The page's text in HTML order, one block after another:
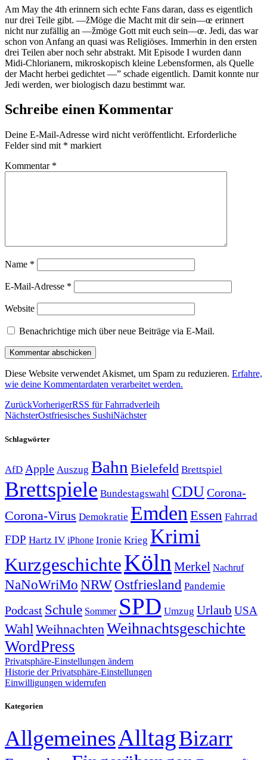
Am May the 4th erinnern sich echte Fans daran, dass es eigentlich
nur drei Teile gibt. —žMöge die Macht mit dir sein—œ erinnert
nicht nur zufällig an —žmöge Gott mit euch sein—œ. Jedi, das war
schon von Anfang an quasi was Religiöses. Immerhin in den ersten
drei Teilen aber noch sehr abstrakt. Mit Episode I wurden dann
Midi-Chlorianern, mikroskopisch kleine Lebensformen, als Quelle
der Macht herbei gedichtet —” schade eigentlich. Damit konnte nur
Jedi werden, wer biologisch dazu bestimmt war.
Schreibe einen Kommentar
Deine E-Mail-Adresse wird nicht veröffentlicht. Erforderliche
Felder sind mit * markiert
Kommentar *
Name *
E-Mail-Adresse *
Website
Benachrichtige mich über neue Beiträge via E-Mail.
Diese Website verwendet Akismet, um Spam zu reduzieren. Erfahre,
wie deine Kommentardaten verarbeitet werden.
ZurückVorherigerRSS für Fahrradverleih
NächsterOstfriesisches SushiNächster
Schlagwörter
AfD Apple Auszug Bahn Bielefeld Brettspiel
Brettspiele Bundestagswahl CDUCorona-
Corona-Virus Demokratie Emden Essen Fahrrad
FDP Hartz IV iPhone Ironie Krieg Krimi
KurzgeschichteKöln Merkel Nachruf
NaNoWriMo NRWOstfriesland Pandemie
Podcast Schule Sommer SPD Umzug Urlaub USA
Wahl Weihnachten Weihnachtsgeschichte
WordPress
Privatsphäre-Einstellungen ändern
Historie der Privatsphäre-Einstellungen
Einwilligungen widerrufen
Kategorien
AllgemeinesAlltagBizarr